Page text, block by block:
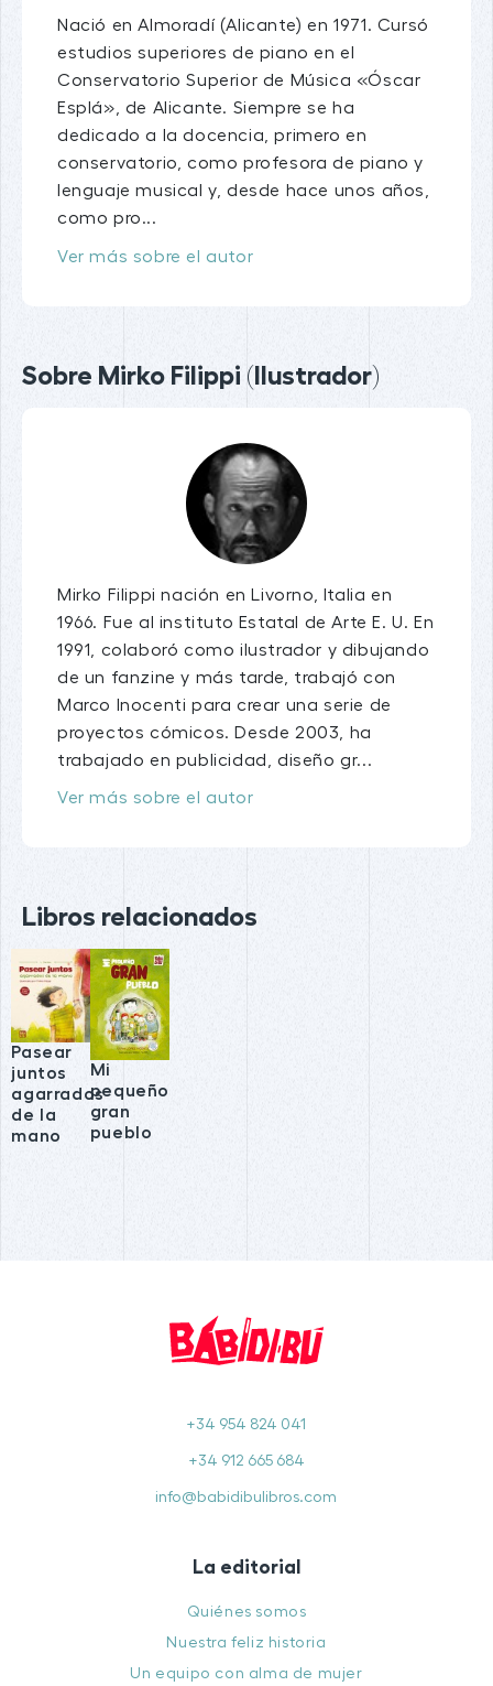
Nació en Almoradí (Alicante) en 1971. Cursó
estudios superiores de piano en el
Conservatorio Superior de Música «Óscar
Esplá», de Alicante. Siempre se ha
dedicado a la docencia, primero en
conservatorio, como profesora de piano y
lenguaje musical y, desde hace unos años,
como pro...
Ver más sobre el autor
Sobre Mirko Filippi (Ilustrador)
Mirko Filippi nación en Livorno, Italia en
1966. Fue al instituto Estatal de Arte E. U. En
1991, colaboró como ilustrador y dibujando
de un fanzine y más tarde, trabajó con
Marco Inocenti para crear una serie de
proyectos cómicos. Desde 2003, ha
trabajado en publicidad, diseño gr...
Ver más sobre el autor
Libros relacionados
Pasear
juntos
agarrados
de la
mano
Mi
pequeño
gran
pueblo
+34 954 824 041
+34 912 665 684
info@babidibulibros.com
La editorial
Quiénes somos
Nuestra feliz historia
Un equipo con alma de mujer